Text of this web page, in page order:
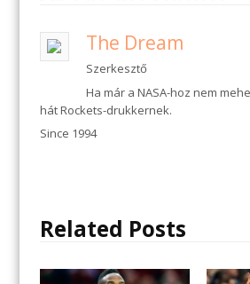
The Dream
Szerkesztő
Ha már a NASA-hoz nem
hát Rockets-drukkernek.
Since 1994
Related Posts